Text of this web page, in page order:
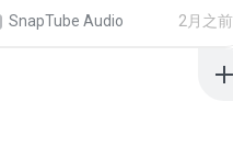
SnapTube Audio 2月之前